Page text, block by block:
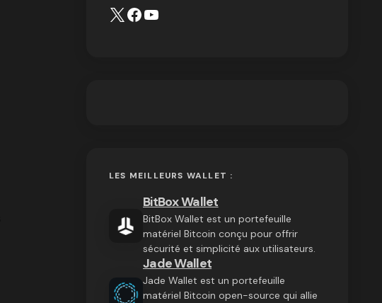
LES MEILLEURS WALLET :
BitBox Wallet
BitBox Wallet est un portefeuille
matériel Bitcoin conçu pour offrir
sécurité et simplicité aux utilisateurs.
Jade Wallet
Jade Wallet est un portefeuille
matériel Bitcoin open-source qui allie